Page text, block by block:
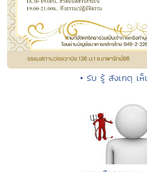
• รับ รู้ สังเกตุ เห็